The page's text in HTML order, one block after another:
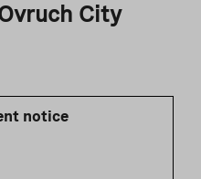
City
notice